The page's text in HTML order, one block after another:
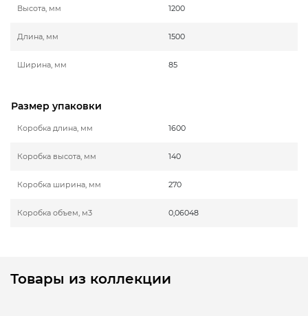
Высота, мм 1200
Длина, мм 1500
Ширина, мм 85
Размер упаковки
Коробка длина, мм 1600
Коробка высота, мм 140
Коробка ширина, мм 270
Коробка объем, м3 0,06048
Товары из коллекции